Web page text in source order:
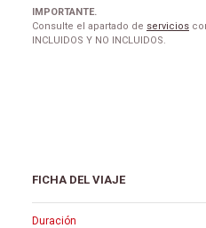
IMPORTANTE.
Consulte el apartado de servicios
INCLUIDOS Y NO INCLUIDOS.
FICHA DEL VIAJE
duración